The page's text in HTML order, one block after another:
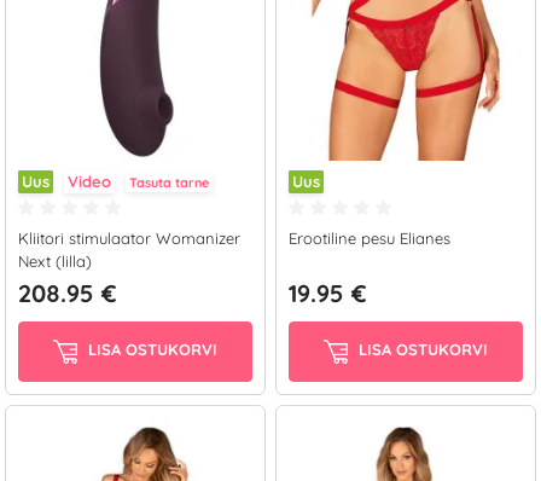
Uus Video Tasuta tarne
Kliitori stimulaator Womanizer
Next (lilla)
208.95 €
LISA OSTUKORVI
Uus
Erootiline pesu Elianes
19.95 €
LISA OSTUKORVI